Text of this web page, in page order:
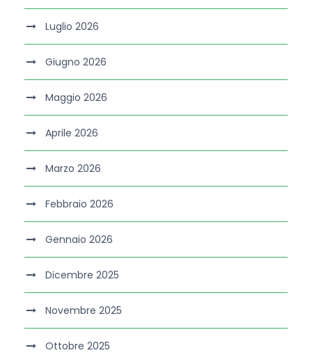
Luglio 2026
Giugno 2026
Maggio 2026
Aprile 2026
Marzo 2026
Febbraio 2026
Gennaio 2026
Dicembre 2025
Novembre 2025
Ottobre 2025